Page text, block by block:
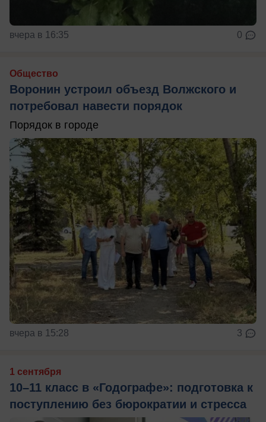
вчера в 16:35 0
Общество
Воронин устроил объезд Волжского и
потребовал навести порядок
Порядок в городе
вчера в 15:28 3
1 сентября
10–11 класс в «Годографе»: подготовка к
поступлению без бюрократии и стресса